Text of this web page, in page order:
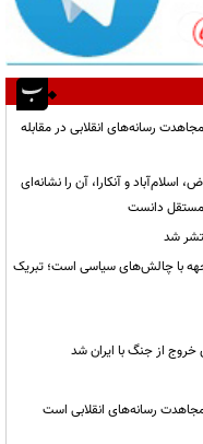
رسانه‌های انقلابی در مقابله
اسلام‌آباد و آنکارا، آن را نشانه‌ای
مستقل دانست
شد
با چالش‌های سیاسی است؛ تبریک
از جنگ با ایران شد
رسانه‌های انقلابی است